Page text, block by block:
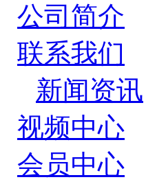
公司简介
联系我们
新闻资讯
视频中心
会员中心